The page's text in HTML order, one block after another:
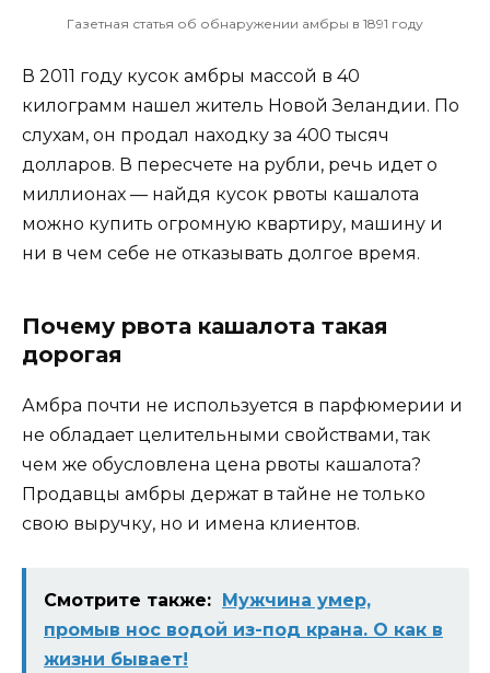
Газетная статья об обнаружении амбры в 1891 году
В 2011 году кусок амбры массой в 40
килограмм нашел житель Новой Зеландии. По
слухам, он продал находку за 400 тысяч
долларов. В пересчете на рубли, речь идет о
миллионах — найдя кусок рвоты кашалота
можно купить огромную квартиру, машину и
ни в чем себе не отказывать долгое время.
Почему рвота кашалота такая
дорогая
Амбра почти не используется в парфюмерии и
не обладает целительными свойствами, так
чем же обусловлена цена рвоты кашалота?
Продавцы амбры держат в тайне не только
свою выручку, но и имена клиентов.
Смотрите также: Мужчина умер,
промыв нос водой из-под крана. О как в
жизни бывает!